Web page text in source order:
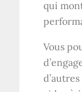
qui
Vous